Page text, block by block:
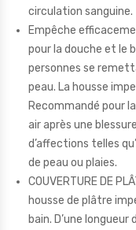
circulation sanguine.
Empêche
pour la douche et le
personnes se
peau. La housse
Recommandé pour
air après une
d’affections telles
de peau ou plaies.
COUVERTURE DE
housse de plâtre
bain. D’une longueur